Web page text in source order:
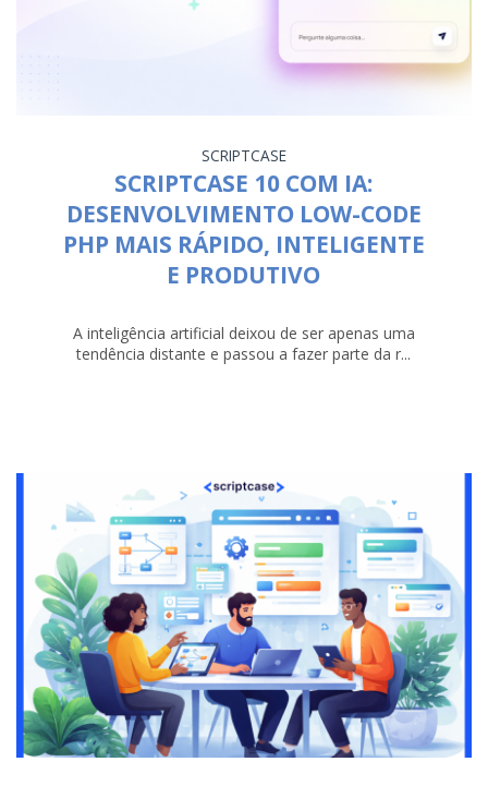
SCRIPTCASE
SCRIPTCASE 10 COM IA:
DESENVOLVIMENTO LOW-CODE
PHP MAIS RÁPIDO, INTELIGENTE
E PRODUTIVO
A inteligência artificial deixou de ser apenas uma
tendência distante e passou a fazer parte da r...